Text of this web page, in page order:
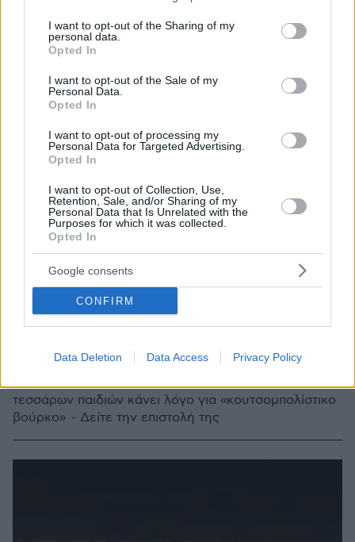
not limited to your visit or usage behaviour. You may click to
grant or deny consent to Google and its third-party tags to
use your data for below specified purposes in below Google
consent section.
I want to opt-out of the Sharing of my
personal data.
Opted In
I want to opt-out of the Sale of my
Personal Data.
Opted In
I want to opt-out of processing my
Personal Data for Targeted Advertising.
Opted In
I want to opt-out of Collection, Use,
Retention, Sale, and/or Sharing of my
Personal Data that Is Unrelated with the
Purposes for which it was collected.
Opted In
Google consents
CONFIRM
Data Deletion Data Access Privacy Policy
Ποια είναι η γυναίκα που στοχοποίησαν οι στασιαστές
κανιβαλισμό, τι λέει για τη γνωριμία της με τον Δαμιανό
Η 70χρονη, συνταξιούχος καθηγήτρια και μητέρα
τεσσάρων παιδιών κάνει λόγο για «κουτσομπολίστικο
βούρκο» - Δείτε την επιστολή της
03.09.2025, 12:20